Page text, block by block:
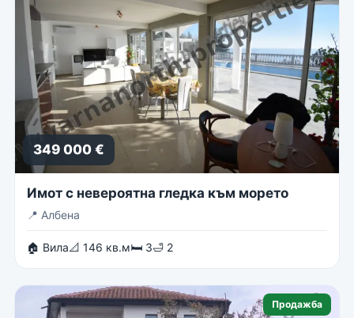
349 000 €
Имот с невероятна гледка към морето
📍 Албена
🏠 Вила📐 146 кв.м🛏 3🛁 2
Продажба